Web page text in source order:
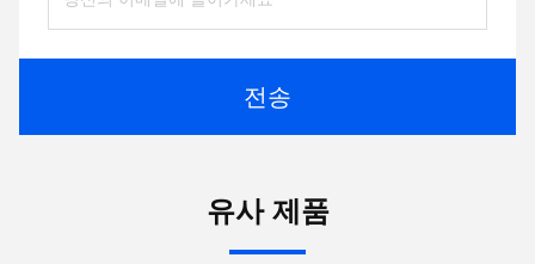
전송
유사 제품